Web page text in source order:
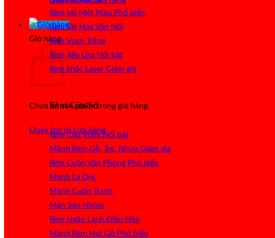
Giỏ hàng
Chưa có sản phẩm trong giỏ hàng.
Quay trở lại cửa hàng
Rèm vải Một Màu
Rèm Vải Hoa Văn Nổi
Rèm Voan Trắng
Rèm Xếp Lớp
Rèm khắc Laser
Rèm Cửa Sổ
Rèm Cầu Vồng
Mành Rèm Gỗ, Tre, Nhựa
Rèm Cuốn Văn Phòng
Mành Lá Dọc
Mành Cuốn Tranh
Màn Sáo Nhôm
Rèm Ngăn Lạnh Điều Hòa
Mành Rèm Hạt Gỗ